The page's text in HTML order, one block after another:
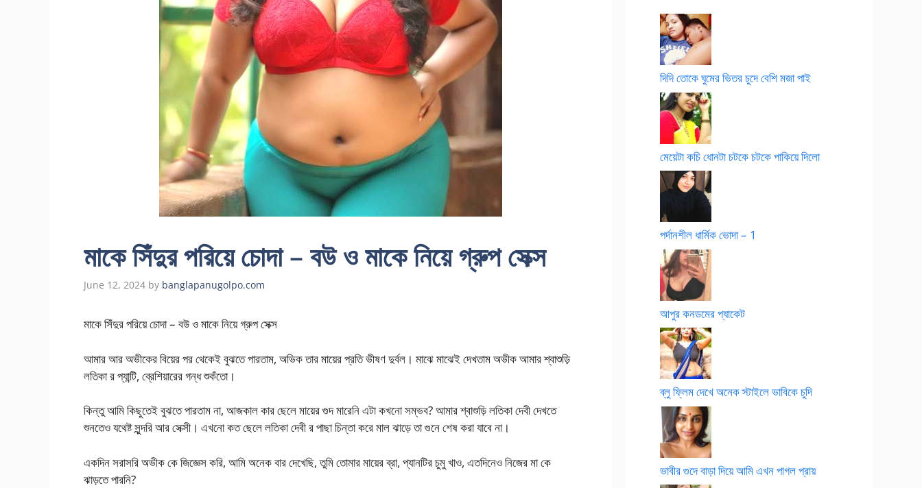
মাকে সিঁদুর পরিয়ে চোদা – বউ ও মাকে নিয়ে গ্রুপ সেক্স
June 12, 2024 by banglapanugolpo.com
মাকে সিঁদুর পরিয়ে চোদা – বউ ও মাকে নিয়ে গ্রুপ সেক্স
আমার আর অভীকের বিয়ের পর থেকেই বুঝতে পারতাম, অভিক তার মায়ের প্রতি ভীষণ দুর্বল। মাঝে মাঝেই দেখতাম অভীক আমার শ্বাশুড়ি
লতিকা র প্যান্টি, ব্রেশিয়ারের গন্ধ শুকঁতো।
কিন্তু আমি কিছুতেই বুঝতে পারতাম না, আজকাল কার ছেলে মায়ের গুদ মারেনি এটা কখনো সম্ভব? আমার শ্বাশুড়ি লতিকা দেবী দেখতে
শুনতেও যথেষ্ট সুন্দরি আর সেক্সী। এখনো কত ছেলে লতিকা দেবী র পাছা চিন্তা করে মাল ঝাড়ে তা গুনে শেষ করা যাবে না।
একদিন সরাসরি অভীক কে জিজ্ঞেস করি, আমি অনেক বার দেখেছি, তুমি তোমার মায়ের ব্রা, প্যানটির চুমু খাও, এতদিনেও নিজের মা কে
ঝাড়তে পারনি?
দিদি তোকে ঘুমের ভিতর চুদে বেশি মজা পাই
মেয়েটা কচি ধোনটা চটকে চটকে পাকিয়ে দিলো
পর্দানশীল ধার্মিক ভোদা – 1
আপুর কনডমের প্যাকেট
ব্লু ফ্লিম দেখে অনেক স্টাইলে ভাবিকে চুদি
ভাবীর গুদে বাড়া দিয়ে আমি এখন পাগল প্রায়